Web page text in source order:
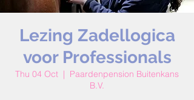
Lezing Zadellogica
voor Professionals
Thu 04 Oct
  |
Paardenpension Buitenkans
B.V.